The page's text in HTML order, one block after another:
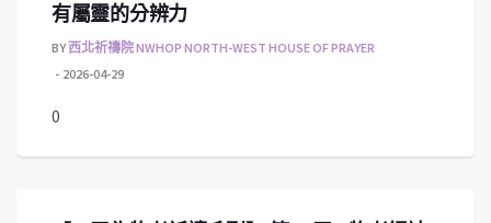
有屬靈的分辨力
BY西北祈禱院 NWHOP NORTH-WEST HOUSE OF PRAYER
2026-04-29
0